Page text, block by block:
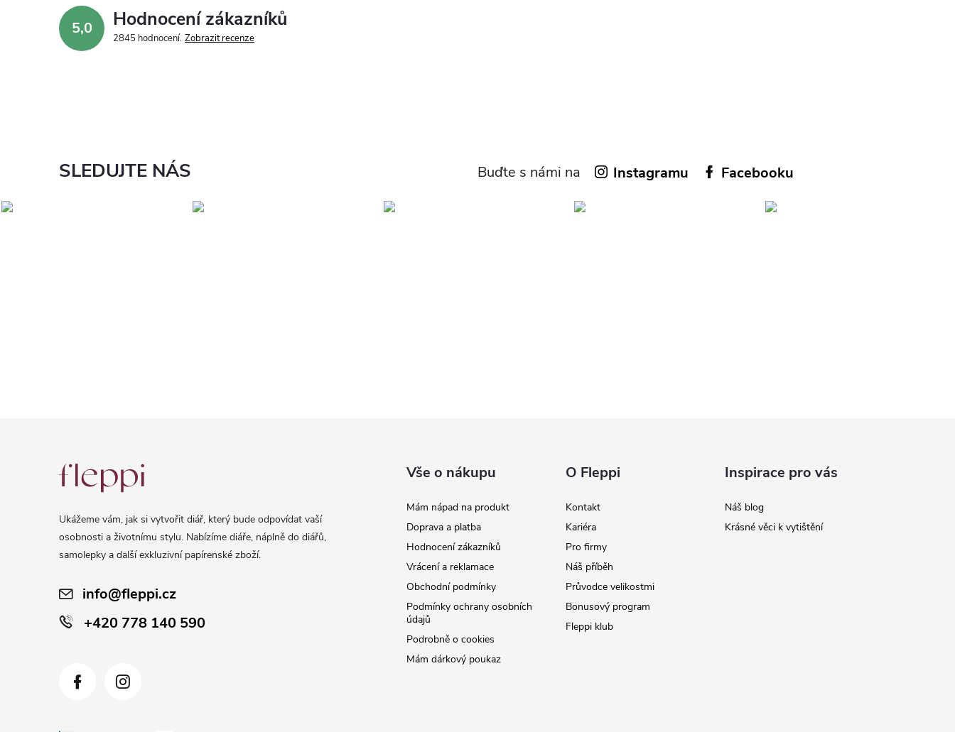
5,0 Hodnocení zákazníků
2845 hodnocení Zobrazit recenze
SLEDUJTE NÁS Buďte s námi na Instagramu Facebooku
Ukážeme vám, jak si vytvořit diář, který bude odpovídat vaší
osobnosti a životnímu stylu. Nabízíme diáře, náplně do diářů,
samolepky a další exkluzivní papírenské zboží.
info@fleppi.cz
+420 778 140 590
Vše o nákupu
Mám nápad na produkt
Doprava a platba
Hodnocení zákazníků
Vrácení a reklamace
Obchodní podmínky
Podmínky ochrany osobních
údajů
Podrobně o cookies
Mám dárkový poukaz
O Fleppi
Kontakt
Kariéra
Pro firmy
Náš příběh
Průvodce velikostmi
Bonusový program
Fleppi klub
Inspirace pro vás
Náš blog
Krásné věci k vytištění